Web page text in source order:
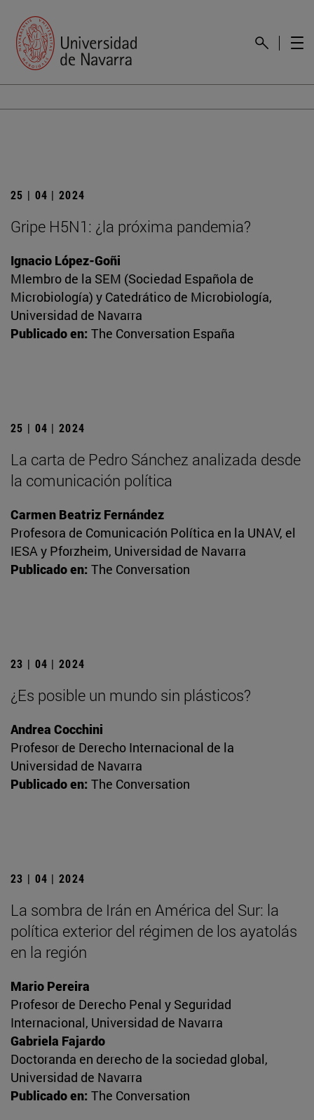
25 | 04 | 2024
Gripe H5N1: ¿la próxima pandemia?
Ignacio López-Goñi
MIembro de la SEM (Sociedad Española de
Microbiología) y Catedrático de Microbiología,
Universidad de Navarra
Publicado en: The Conversation España
25 | 04 | 2024
La carta de Pedro Sánchez analizada desde
la comunicación política
Carmen Beatriz Fernández
Profesora de Comunicación Política en la UNAV, el
IESA y Pforzheim, Universidad de Navarra
Publicado en: The Conversation
23 | 04 | 2024
¿Es posible un mundo sin plásticos?
Andrea Cocchini
Profesor de Derecho Internacional de la
Universidad de Navarra
Publicado en: The Conversation
23 | 04 | 2024
La sombra de Irán en América del Sur: la
política exterior del régimen de los ayatolás
en la región
Mario Pereira
Profesor de Derecho Penal y Seguridad
Internacional, Universidad de Navarra
Gabriela Fajardo
Doctoranda en derecho de la sociedad global,
Universidad de Navarra
Publicado en: The Conversation